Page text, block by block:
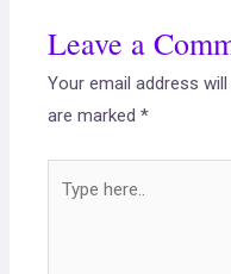
Leave a
Your email address
are marked*